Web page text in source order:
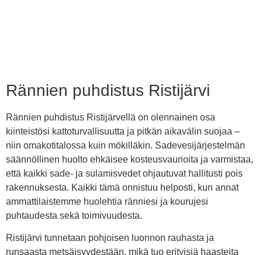
Rännien puhdistus Ristijärvi
Rännien puhdistus Ristijärvellä on olennainen osa
kiinteistösi kattoturvallisuutta ja pitkän aikavälin suojaa –
niin omakotitalossa kuin mökilläkin. Sadevesijärjestelmän
säännöllinen huolto ehkäisee kosteusvaurioita ja varmistaa,
että kaikki sade- ja sulamisvedet ohjautuvat hallitusti pois
rakennuksesta. Kaikki tämä onnistuu helposti, kun annat
ammattilaistemme huolehtia ränniesi ja kourujesi
puhtaudesta sekä toimivuudesta.
Ristijärvi tunnetaan pohjoisen luonnon rauhasta ja
runsaasta metsäisyydestään, mikä tuo erityisiä haasteita